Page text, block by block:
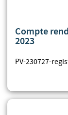
Compte
2023
PV-230727-